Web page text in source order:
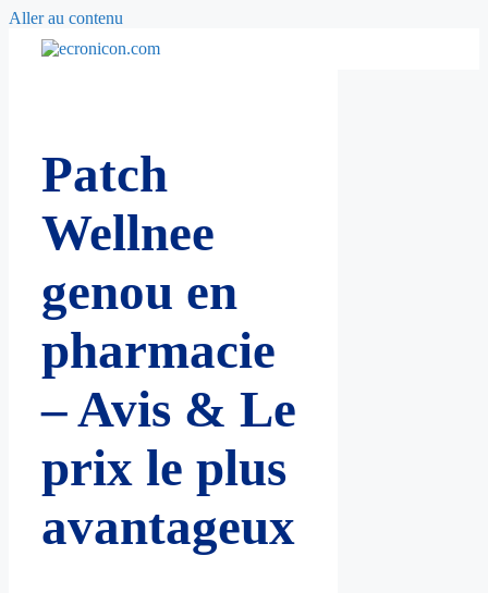
Aller au contenu
Patch
Wellnee
genou en
pharmacie
– Avis & Le
prix le plus
avantageux